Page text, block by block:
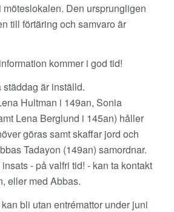
Den ursprungligen
till förtäring och samvaro är
kommer i god tid!
är inställd.
Hultman i 149an, Sonia
Lena Berglund i 145an) håller
göras samt skaffar jord och
Tadayon (149an) samordnar.
- på valfri tid! - kan ta kontakt
eller med Abbas.
bli utan entrémattor under juni